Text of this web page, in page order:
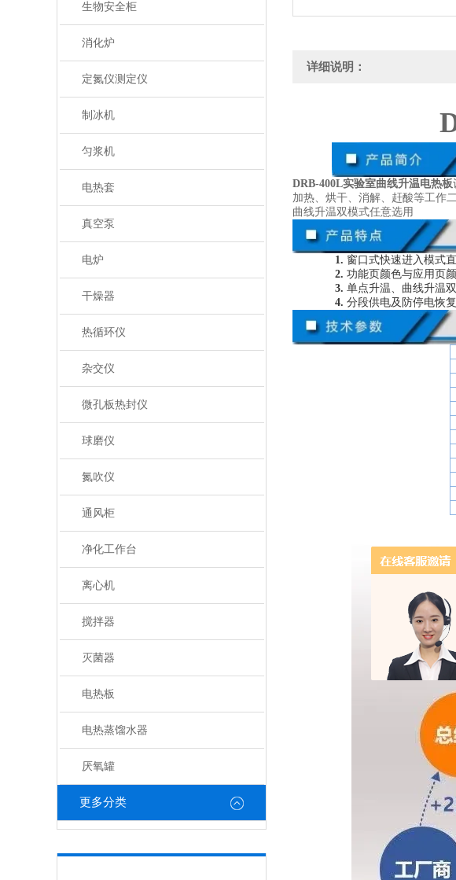
生物安全柜
消化炉
定氮仪测定仪
制冰机
匀浆机
电热套
真空泵
电炉
干燥器
热循环仪
杂交仪
微孔板热封仪
球磨仪
氮吹仪
通风柜
净化工作台
离心机
搅拌器
灭菌器
电热板
电热蒸馏水器
厌氧罐
更多分类
详细说明：
DRB-400L实验室曲线升温电热板
加热、烘干、消解、赶酸等工作
曲线升温双模式任意选用
1. 窗口式快速进入模式
2. 功能页颜色与应用页
3. 单点升温、曲线升温
4. 分段供电及防停电恢